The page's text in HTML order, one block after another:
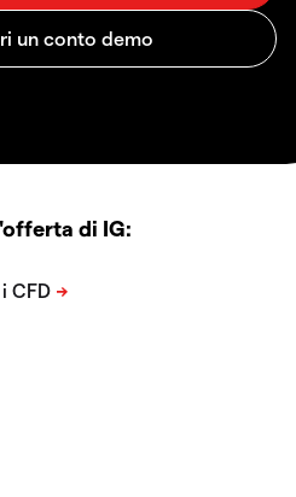
di IG: